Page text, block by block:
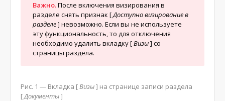
Важно.После включения визирования в
разделе снять признак [Доступно визирование в
разделе] невозможно. Если вы не используете
эту функциональность, то для отключения
необходимо удалить вкладку[Визы] со
страницы раздела.
Рис. 1 — Вкладка [Визы] на странице записи раздела
[Документы]